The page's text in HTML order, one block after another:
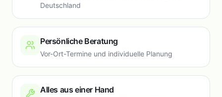
Deutschland
Persönliche Beratung
Vor-Ort-Termine und individuelle Planung
Alles aus einer Hand